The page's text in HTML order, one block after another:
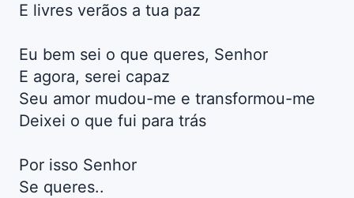
E livres verãos a tua paz
Eu bem sei o que queres, Senhor
E agora, serei capaz
Seu amor mudou-me e transformou-me
Deixei o que fui para trás
Por isso Senhor
Se queres..